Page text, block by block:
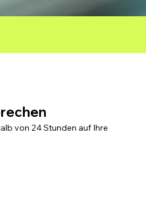
von 24 Stunden auf Ihre